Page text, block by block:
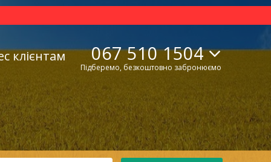
клієнтам 067 510 1504
Підберемо, безкоштовно забронюємо